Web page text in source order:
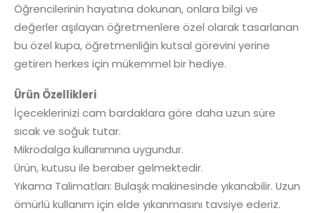
Öğrencilerinin hayatına dokunan, onlara bilgi ve
değerler aşılayan öğretmenlere özel olarak tasarlanan
bu özel kupa, öğretmenliğin kutsal görevini yerine
getiren herkes için mükemmel bir hediye.
Ürün Özellikleri
İçeceklerinizi cam bardaklara göre daha uzun süre
sıcak ve soğuk tutar.
Mikrodalga kullanımına uygundur.
Ürün, kutusu ile beraber gelmektedir.
Yıkama Talimatları: Bulaşık makinesinde yıkanabilir. Uzun
ömürlü kullanım için elde yıkanmasını tavsiye ederiz.